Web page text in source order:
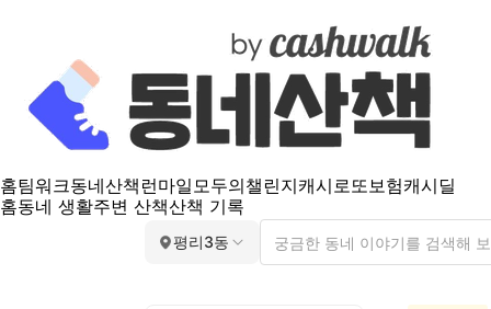
홈팀워크동네산책 런마일모두의챌린지캐시로또보험캐시딜
홈동네 생활주변 산책산책 기록
평리3동